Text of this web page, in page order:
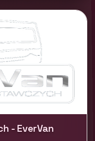
- EverVan